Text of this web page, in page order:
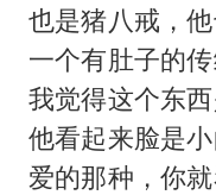
也是猪八戒，
一个有肚子的
我觉得这个东
他看起来脸是
爱的那种，你